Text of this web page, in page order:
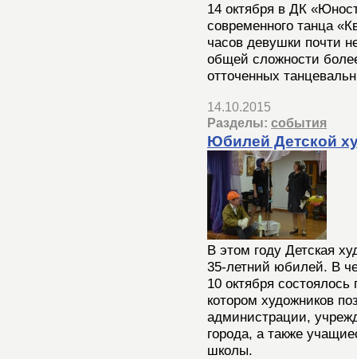
14 октября в ДК
современного танца
часов девушки почти
общей сложности
отточенных
14.10.2015
Разделы: события
Юбилей Детской
В этом году Детская
35-летний юбилей. В
10 октября
котором художников
администрации,
города, а также
школы.